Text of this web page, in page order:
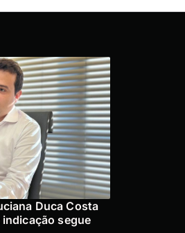
Duca Costa
segue